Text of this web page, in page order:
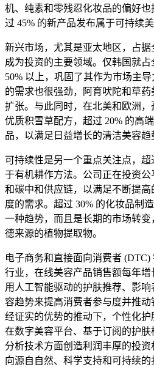
机、纯素和零残忍化妆品的偏好
过 45% 的新产品发布属于可持续美
新兴市场，尤其是亚太地区，占据
成为投资的主要领域。仅韩国就
50% 以上，巩固了其作为市场主
的需求也很强劲，阿育吠陀和草
扩张。与此同时，在北美和欧洲
优质积雪草配方，超过 20% 的高
品，以满足日益增长的清洁美容趋
可持续性是另一个重点关注点，超
于有机耕作方法。公司正在投资
和碳中和供应链，以满足不断提
度的需求。超过 30% 的化妆品制
一种趋势，而且是长期的市场转
德来源的植物提取物。
电子商务和直接面向消费者
行业，在线美容产品销售额每年增
用人工智能驱动的护肤推荐、影
容趋势来提高消费者参与度并推动
经证实的优势的推动下，个性化
在数字美容平台、基于订阅的护
分析技术方面创造利润丰厚的投
向源自自然、科学支持和可持续